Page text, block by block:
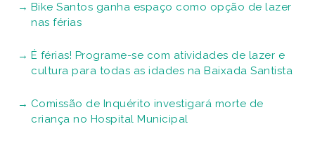
Bike Santos ganha espaço como opção de lazer
nas férias
É férias! Programe-se com atividades de lazer e
cultura para todas as idades na Baixada Santista
Comissão de Inquérito investigará morte de
criança no Hospital Municipal